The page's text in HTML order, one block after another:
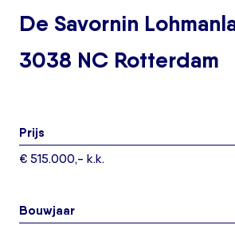
De Savornin
3038 NC Rotterdam
Prijs
€ 515.000,- k.k.
Bouwjaar